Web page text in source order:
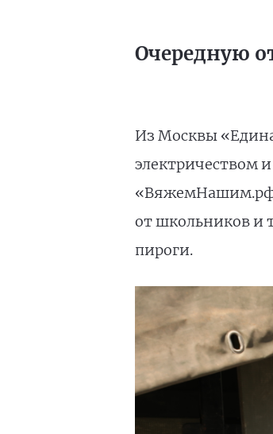
Очередную
Из Москвы
электричеством
от школьников и
пироги.